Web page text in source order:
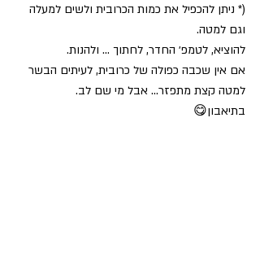
(* ניתן להכפיל את כמות הכרובית ולשים למעלה
וגם למטה.
להוציא, לטמפ׳ החדר, לחתוך ... ולהנות.
אם אין שכבה כפולה של כרובית, לעיתים הבשר
למטה קצת מתפזר... אבל מי שם לב.
בתיאבון😋